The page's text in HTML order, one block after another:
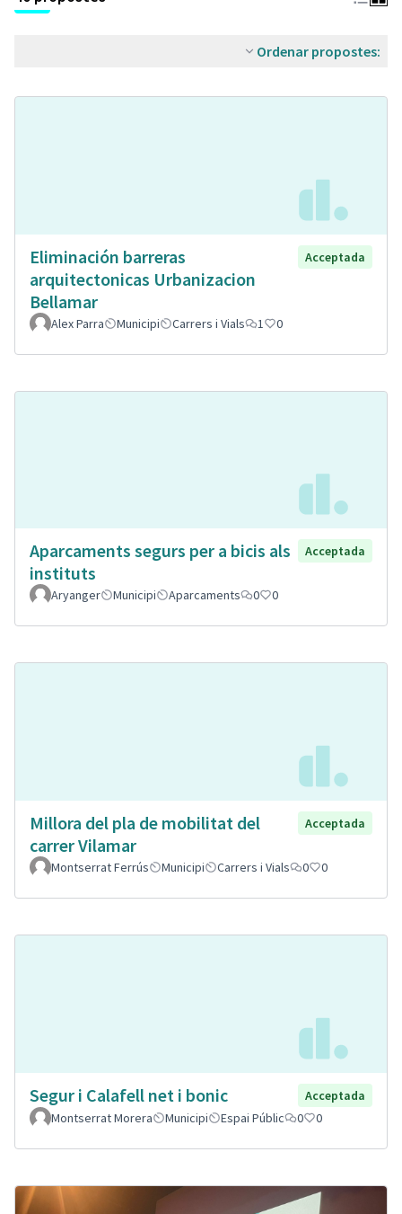
Ordenar propostes:
Eliminación barreras
arquitectonicas Urbanizacion
Bellamar
Acceptada
Alex Parra Municipi Carrers i Vials 1 0
Aparcaments segurs per a bicis als
instituts
Acceptada
Aryanger Municipi Aparcaments 0 0
Millora del pla de mobilitat del
carrer Vilamar
Acceptada
Montserrat Ferrús Municipi Carrers i Vials 0 0
Segur i Calafell net i bonic
Acceptada
Montserrat Morera
Municipi Espai Públic 0 0